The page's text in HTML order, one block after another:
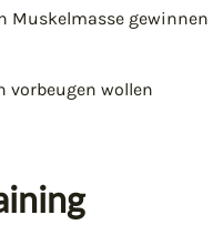
Muskelmasse gewinnen
vorbeugen wollen